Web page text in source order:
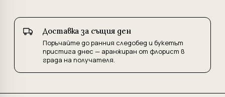
Доставка за същия ден
Поръчайте до ранния следобед и букетът
пристига днес — аранжиран от флорист в
града на получателя.